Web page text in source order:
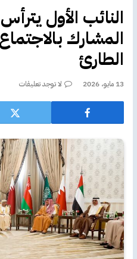
النائب الأول
المشارك
الطارئ
13 مايو، 2026 لا توجد تعليقات